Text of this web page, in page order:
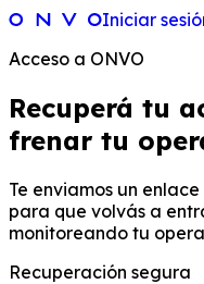
Iniciar
Acceso a ONVO
Recuperá tu
frenar tu
Te enviamos un
para que volvás a
monitoreando tu
Recuperación segura